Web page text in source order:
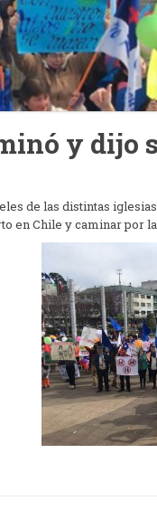
y dijo
de las distintas
en Chile y caminar por